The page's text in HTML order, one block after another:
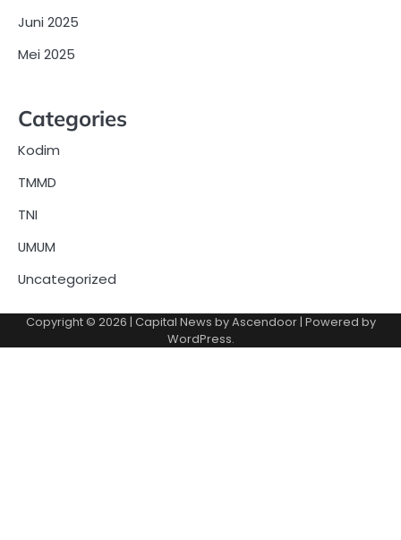
Juni 2025
Mei 2025
Categories
Kodim
TMMD
TNI
UMUM
Uncategorized
Copyright © 2026 | Capital News byAscendoor| Powered by
WordPress.